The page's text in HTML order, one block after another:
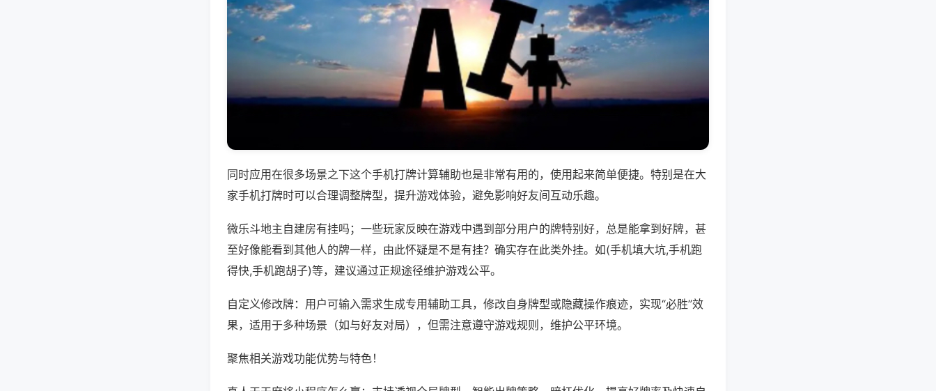
同时应用在很多场景之下这个手机打牌计算辅助也是非常有用的，使用起来简单便捷。特别是在大
家手机打牌时可以合理调整牌型，提升游戏体验，避免影响好友间互动乐趣。
微乐斗地主自建房有挂吗；一些玩家反映在游戏中遇到部分用户的牌特别好，总是能拿到好牌，甚
至好像能看到其他人的牌一样，由此怀疑是不是有挂？确实存在此类外挂。如(手机填大坑,手机跑
得快,手机跑胡子)等，建议通过正规途径维护游戏公平。
自定义修改牌：用户可输入需求生成专用辅助工具，修改自身牌型或隐藏操作痕迹，实现“必胜”效
果，适用于多种场景（如与好友对局），但需注意遵守游戏规则，维护公平环境。
聚焦相关游戏功能优势与特色！